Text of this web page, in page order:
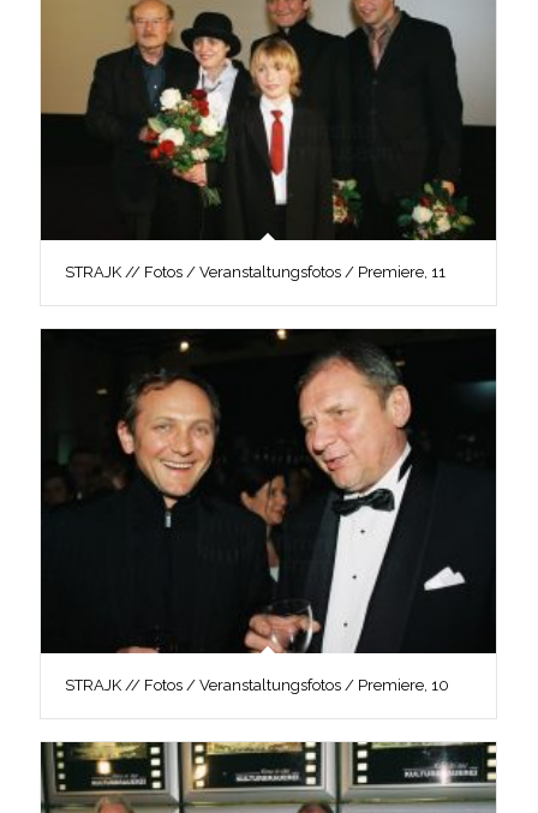
STRAJK // Fotos / Veranstaltungsfotos / Premiere, 11
STRAJK // Fotos / Veranstaltungsfotos / Premiere, 10